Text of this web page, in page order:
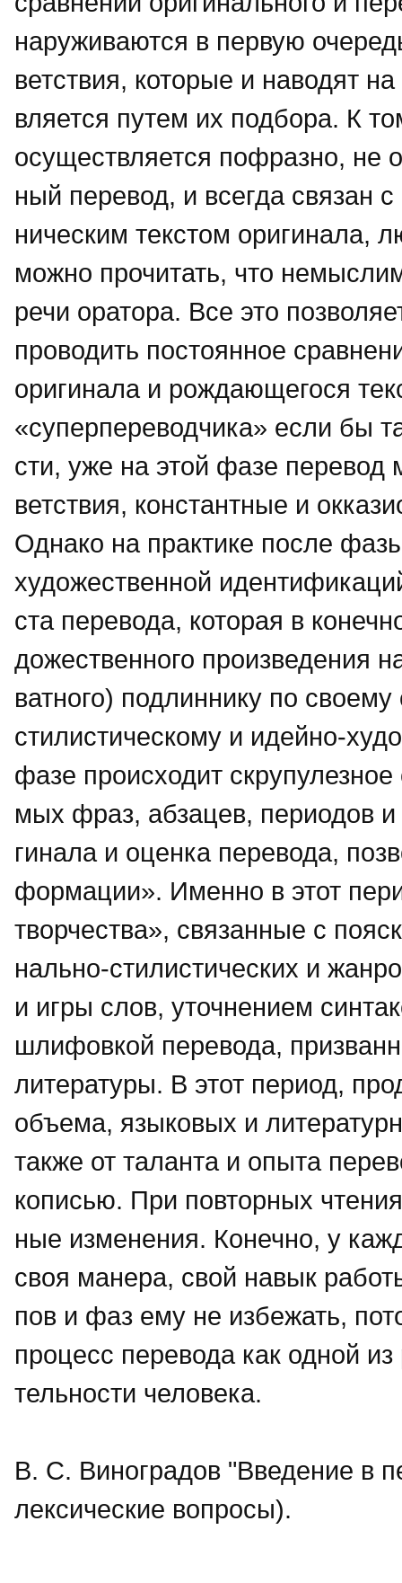
наруживаются в первую
ветствия, которые и наводят
вляется путем их подбора. К
осуществляется пофразно, не
ный перевод, и всегда связан
ническим текстом оригинала,
можно прочитать, что
речи оратора. Все это
проводить постоянное
оригинала и рождающегося
«суперпереводчика» если бы
сти, уже на этой фазе перевод
ветствия, константные и
Однако на практике после
художественной
ста перевода, которая в
дожественного произведения
ватного) подлиннику по
стилистическому и идейно-
фазе происходит
мых фраз, абзацев, периодов
гинала и оценка перевода,
формации». Именно в этот
творчества», связанные с
нально-стилистических и
и игры слов, уточнением
шлифовкой перевода,
литературы. В этот период,
объема, языковых и
также от таланта и опыта
кописью. При повторных
ные изменения. Конечно, у
своя манера, свой навык
пов и фаз ему не избежать,
процесс перевода как одной
тельности человека.
В. С. Виноградов "Введение в
лексические вопросы).